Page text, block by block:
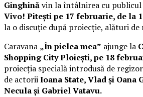
Ginghinăvin la întâlnirea cu
Vivo! Pitești pe 17 februarie, de la
la o discuție după proiecție, alături
Caravana „În pielea mea” ajunge la
Shopping City Ploiești, pe 18
proiecția specială introdusă de
de actoriiIoana State, Vlad și Oana
Necula și Gabriel Vatavu.